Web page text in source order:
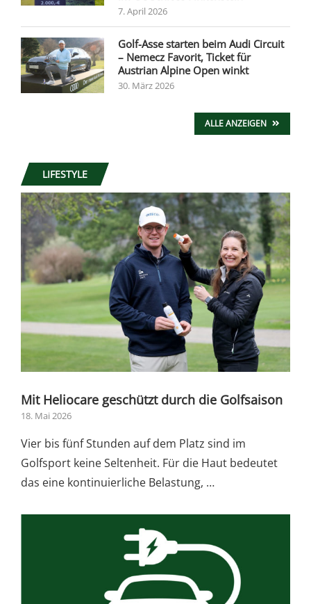
7. April 2026
Golf-Asse starten beim Audi Circuit
– Nemecz Favorit, Ticket für
Austrian Alpine Open winkt
30. März 2026
ALLE ANZEIGEN
LIFESTYLE
Mit Heliocare geschützt durch die Golfsaison
18. Mai 2026
Vier bis fünf Stunden auf dem Platz sind im
Golfsport keine Seltenheit. Für die Haut bedeutet
das eine kontinuierliche Belastung, …